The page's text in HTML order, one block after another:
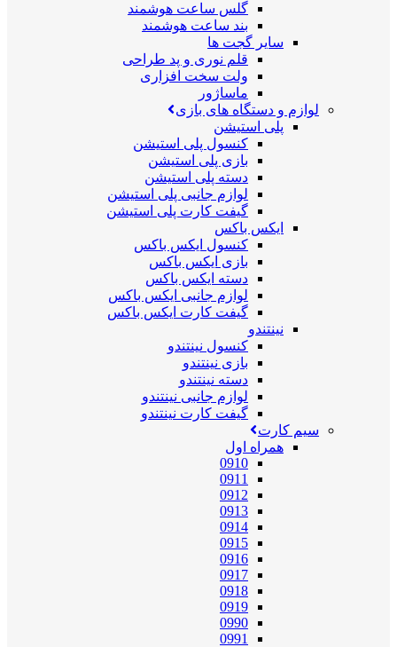
گلس ساعت هوشمند
بند ساعت هوشمند
سایر گجت ها
قلم نوری و پد طراحی
ولت سخت افزاری
ماساژور
لوازم و دستگاه های بازی
پلی استیشن
کنسول پلی استیشن
بازی پلی استیشن
دسته پلی استیشن
لوازم جانبی پلی استیشن
گیفت کارت پلی استیشن
ایکس باکس
کنسول ایکس باکس
بازی ایکس باکس
دسته ایکس باکس
لوازم جانبی ایکس باکس
گیفت کارت ایکس باکس
نینتندو
کنسول نینتندو
بازی نینتندو
دسته نینتندو
لوازم جانبی نینتندو
گیفت کارت نینتندو
سیم کارت
همراه اول
0910
0911
0912
0913
0914
0915
0916
0917
0918
0919
0990
0991